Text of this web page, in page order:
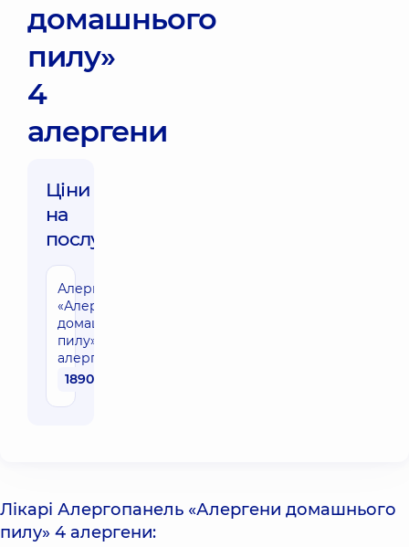
домашнього
пилу»
4
алергени
Ціни
на
послуги:
Алергопанель
«Алергени
домашнього
пилу» 4
алергени
1890 грн
Лікарі Алергопанель «Алергени домашнього
пилу» 4 алергени: